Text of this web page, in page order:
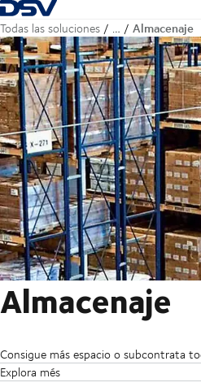
Volver a la página principal
Todas las soluciones … Almacenaje
Almacenaje
Consigue más espacio o subcontrata
Explora més